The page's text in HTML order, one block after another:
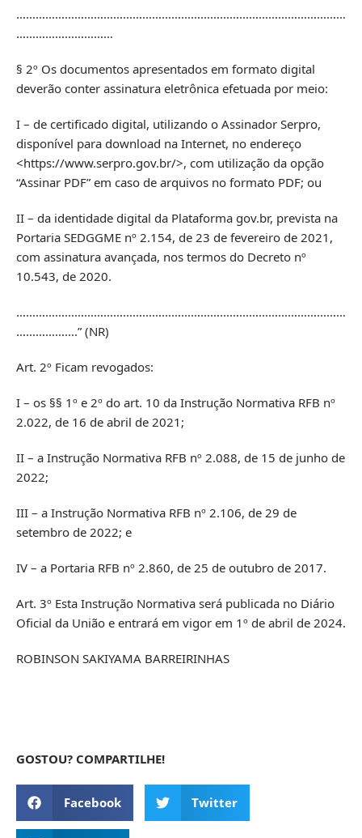
…………………………………………………………………………………………
…………………………
§ 2º Os documentos apresentados em formato digital
deverão conter assinatura eletrônica efetuada por meio:
I – de certificado digital, utilizando o Assinador Serpro,
disponível para download na Internet, no endereço
<https://www.serpro.gov.br/>, com utilização da opção
“Assinar PDF” em caso de arquivos no formato PDF; ou
II – da identidade digital da Plataforma gov.br, prevista na
Portaria SEDGGME nº 2.154, de 23 de fevereiro de 2021,
com assinatura avançada, nos termos do Decreto nº
10.543, de 2020.
…………………………………………………………………………………………
……………….” (NR)
Art. 2º Ficam revogados:
I – os §§ 1º e 2º do art. 10 da Instrução Normativa RFB nº
2.022, de 16 de abril de 2021;
II – a Instrução Normativa RFB nº 2.088, de 15 de junho de
2022;
III – a Instrução Normativa RFB nº 2.106, de 29 de
setembro de 2022; e
IV – a Portaria RFB nº 2.860, de 25 de outubro de 2017.
Art. 3º Esta Instrução Normativa será publicada no Diário
Oficial da União e entrará em vigor em 1º de abril de 2024.
ROBINSON SAKIYAMA BARREIRINHAS
GOSTOU? COMPARTILHE!
Facebook Twitter